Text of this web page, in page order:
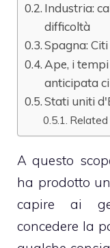
Industria:
difficoltà
Spagna:
Ape, i
anticipata
Stati uniti
A questo
ha prodotto
capire ai
concedere la